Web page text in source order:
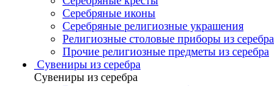
Серебряные иконы
Серебряные религиозные украшения
Религиозные столовые приборы из серебра
Прочие религиозные предметы из серебра
Сувениры из серебра
Сувениры из серебра